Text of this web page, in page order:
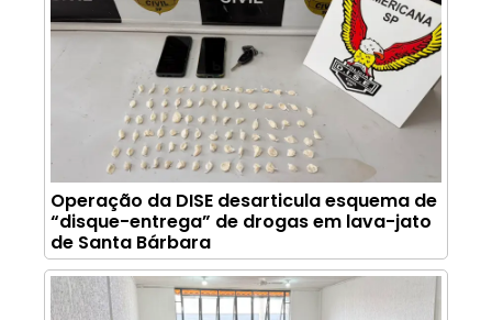
Operação da DISE desarticula esquema de
“disque-entrega” de drogas em lava-jato
de Santa Bárbara